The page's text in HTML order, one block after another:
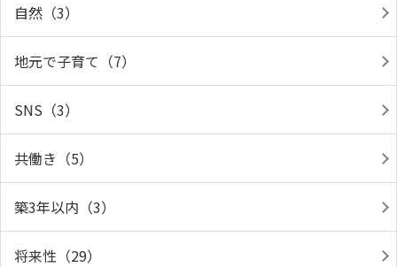
自然（3）
地元で子育て（7）
SNS（3）
共働き（5）
築3年以内（3）
将来性（29）